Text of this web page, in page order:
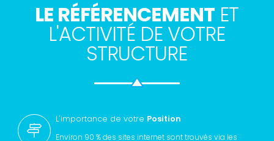
LE RÉFÉRENCEMENT ET
L'ACTIVITÉ DE VOTRE
STRUCTURE
L'importance de votre Position
Environ 90 % des sites internet sont trouvés via les